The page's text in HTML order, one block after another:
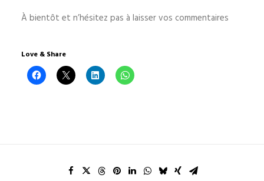
À bientôt et n’hésitez pas à laisser vos commentaires
Love & Share